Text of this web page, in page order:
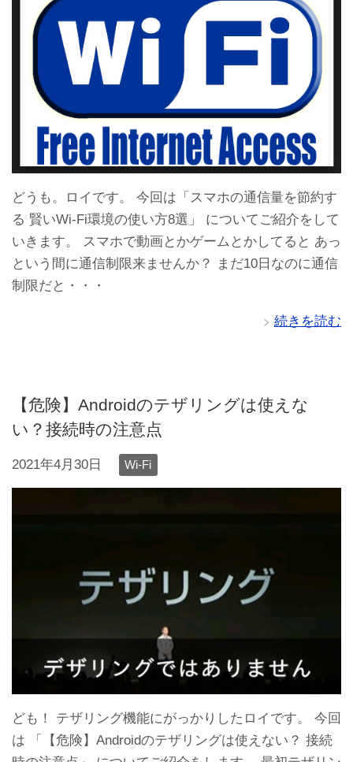
どうも。ロイです。 今回は「スマホの通信量を節約す
る 賢いWi-Fi環境の使い方8選」 についてご紹介をして
いきます。 スマホで動画とかゲームとかしてると あっ
という間に通信制限来ませんか？ まだ10日なのに通信
制限だと・・・
続きを読む
【危険】Androidのテザリングは使えな
い？接続時の注意点
2021年4月30日 Wi-Fi
ども！ テザリング機能にがっかりしたロイです。 今回
は 「【危険】Androidのテザリングは使えない？ 接続